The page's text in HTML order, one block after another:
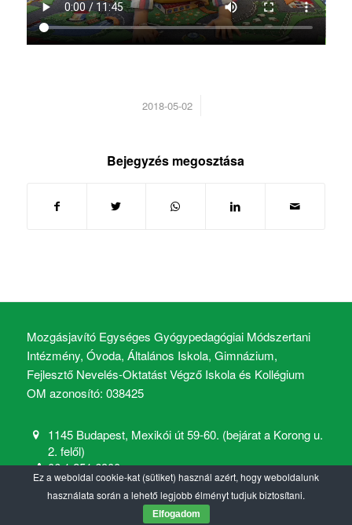
2018-05-02
/
Bejegyzés megosztása
Mozgásjavító Egységes Gyógypedagógiai Módszertani
Intézmény, Óvoda, Általános Iskola, Gimnázium,
Fejlesztő Nevelés-Oktatást Végző Iskola és Kollégium
OM azonosító: 038425
1145 Budapest, Mexikói út 59-60. (bejárat a Korong u.
2. felől)
06 1 251 6900
mozgasjavito@mozgasjavito.com
Ez a weboldal cookie-kat (sütiket) használ azért, hogy weboldalunk
használata során a lehető legjobb élményt tudjuk biztosítani.
Elfogadom